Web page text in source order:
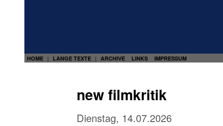
HOME | LANGE TEXTE | ARCHIVE LINKS IMPRESSUM
new filmkritik
Dienstag, 14.07.2026